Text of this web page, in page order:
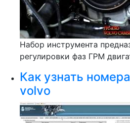
Набор инструмента
регулировки фаз ГРМ
Как узнать
volvo